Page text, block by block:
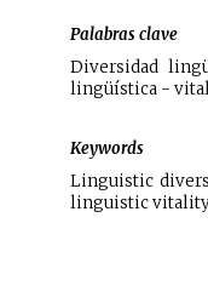
Palabras clave
Diversidad
lingüística -
Keywords
Linguistic
linguistic